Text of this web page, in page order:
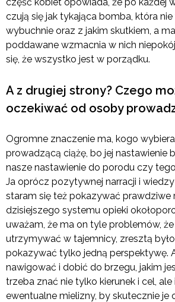
czują się jak tykająca bomba, która
wybuchnie oraz z jakim skutkiem, a
poddawane wzmacnia w nich
się, że wszystko jest w porządku.
A z drugiej strony? Czego
oczekiwać od osoby
Ogromne znaczenie ma, kogo
prowadzącą ciążę, bo jej nastawienie
nasze nastawienie do porodu czy
Ja oprócz pozytywnej narracji i
staram się też pokazywać prawdziwe
dzisiejszego systemu opieki
uważam, że ma on tyle problemów, że
utrzymywać w tajemnicy, zresztą
pokazywać tylko jedną perspektywę.
nawigować i dobić do brzegu, jakim
trzeba znać nie tylko kierunek i cel,
ewentualne mielizny, by skutecznie je